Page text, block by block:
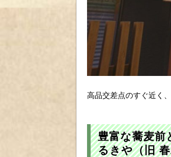
高品交差点のすぐ近く
豊富な蕎麦前
るきや（旧